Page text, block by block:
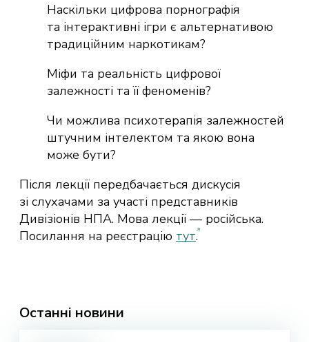
Наскільки цифрова порнографія
та інтерактивні ігри є альтернативою
традиційним наркотикам?
Міфи та реальність цифрової
залежності та її феноменів?
Чи можлива психотерапія залежностей
штучним інтелектом та якою вона
може бути?
Після лекції передбачається дискусія
зі слухачами за участі представників
Дивізіонів НПА. Мова лекції — російська.
Посилання на реєстрацію тут.
Останні новини